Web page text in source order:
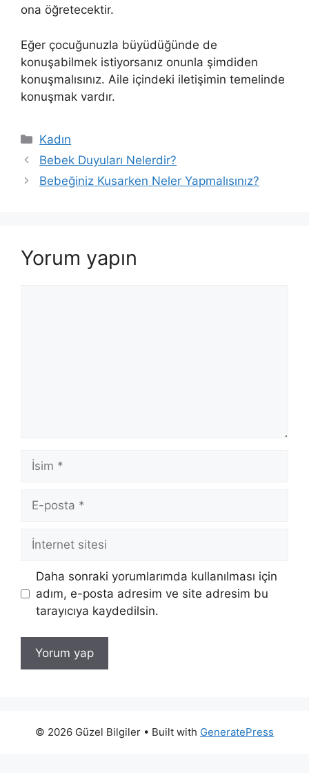
ona öğretecektir.
Eğer çocuğunuzla büyüdüğünde de
konuşabilmek istiyorsanız onunla şimdiden
konuşmalısınız. Aile içindeki iletişimin temelinde
konuşmak vardır.
Kategoriler
Kadın
Bebek Duyuları Nelerdir?
Bebeğiniz Kusarken Neler Yapmalısınız?
Yorum yapın
İsim
posta
İnternet
sitesi
Daha sonraki yorumlarımda kullanılması için
adım, e-posta adresim ve site adresim bu
tarayıcıya kaydedilsin.
© 2026 Güzel Bilgiler • Built with GeneratePress